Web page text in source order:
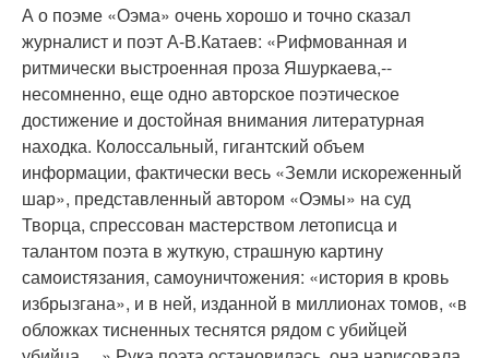
А о поэме «Оэма» очень хорошо и точно сказал
журналист и поэт А-В.Катаев: «Рифмованная и
ритмически выстроенная проза Яшуркаева,--
несомненно, еще одно авторское поэтическое
достижение и достойная внимания литературная
находка. Колоссальный, гигантский объем
информации, фактически весь «Земли искореженный
шар», представленный автором «Оэмы» на суд
Творца, спрессован мастерством летописца и
талантом поэта в жуткую, страшную картину
самоистязания, самоуничтожения: «история в кровь
избрызгана», и в ней, изданной в миллионах томов, «в
обложках тисненных теснятся рядом с убийцей